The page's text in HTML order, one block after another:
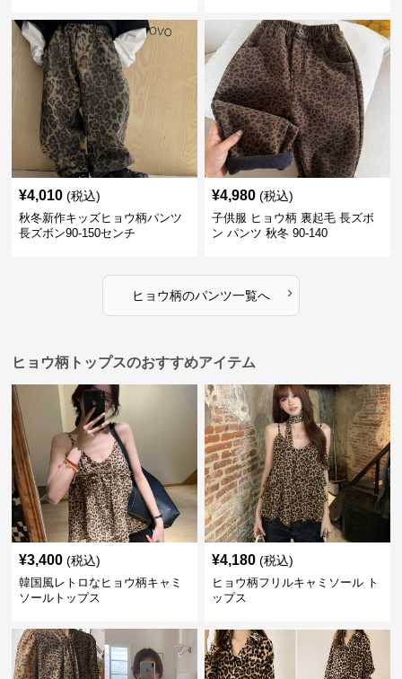
¥4,010 (税込)
秋冬新作キッズヒョウ柄パンツ
長ズボン90-150センチ
¥4,980 (税込)
子供服 ヒョウ柄 裏起毛 長ズボ
ン パンツ 秋冬 90-140
ヒョウ柄のパンツ一覧へ ›
ヒョウ柄トップスのおすすめアイテム
¥3,400 (税込)
韓国風レトロなヒョウ柄キャミ
ソールトップス
¥4,180 (税込)
ヒョウ柄フリルキャミソール ト
ップス